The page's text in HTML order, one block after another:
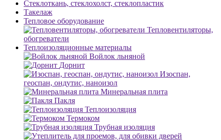
Стеклоткань, стеклохолст, стеклопластик
Такелаж
Тепловое оборудование
Тепловентиляторы,
обогреватели
Теплоизоляционные материалы
Войлок льняной
Дорнит
Изоспан,
геоспан, ондутис, наноизол
Минеральная плита
Пакля
Теплоизоляция
Термоком
Трубная изоляция